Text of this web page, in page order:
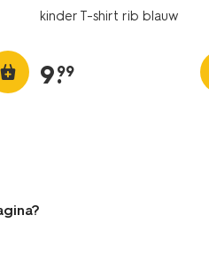
kinder T-shirt rib blauw
9.
99